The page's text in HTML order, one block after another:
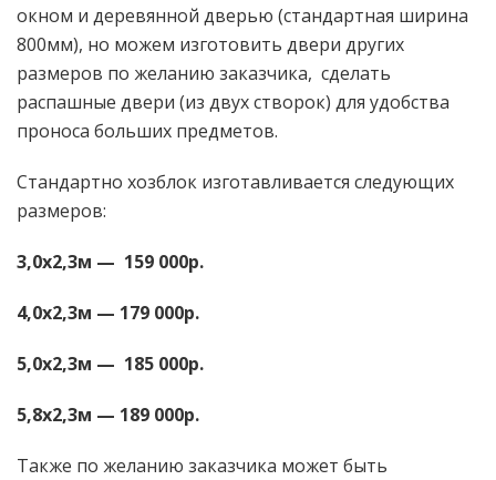
окном и деревянной дверью (стандартная ширина
800мм), но можем изготовить двери других
размеров по желанию заказчика, сделать
распашные двери (из двух створок) для удобства
проноса больших предметов.
Стандартно хозблок изготавливается следующих
размеров:
3,0х2,3м — 159 000р.
4,0х2,3м — 179 000р.
5,0х2,3м — 185 000р.
5,8х2,3м — 189 000р.
Также по желанию заказчика может быть